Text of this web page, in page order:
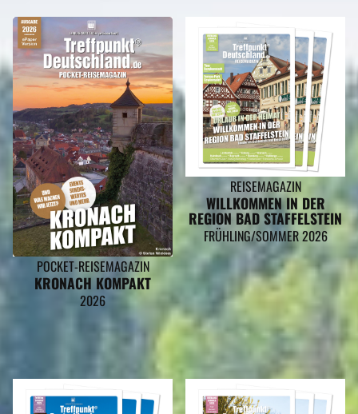
POCKET-REISEMAGAZIN
KRONACH KOMPAKT
2026
REISEMAGAZIN
WILLKOMMEN IN DER
REGION BAD STAFFELSTEIN
FRÜHLING/SOMMER 2026